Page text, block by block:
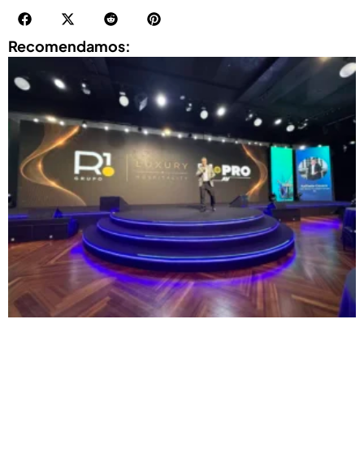
Recomendamos: